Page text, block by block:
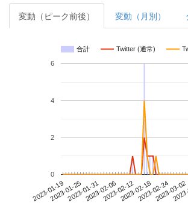
変動（ピーク前後） 変動（月別）
合計 Twitter (通常)
2023-01-192023-01-252023-01-312023-02-062023-02-122023-02-182023-02-242023-03-02
0
2
4
6